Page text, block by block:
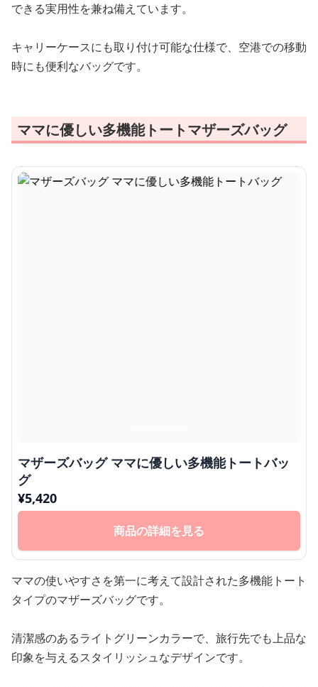
できる実用性を兼ね備えています。
キャリーケースにも取り付け可能な仕様で、空港での移動
時にも便利なバッグです。
ママに優しい多機能トートマザーズバッグ
マザーズバッグ ママに優しい多機能トートバッ
グ
¥5,420
商品の詳細を見る
ママの使いやすさを第一に考えて設計された多機能トート
タイプのマザーズバッグです。
清潔感のあるライトグリーンカラーで、旅行先でも上品な
印象を与えるスタイリッシュなデザインです。